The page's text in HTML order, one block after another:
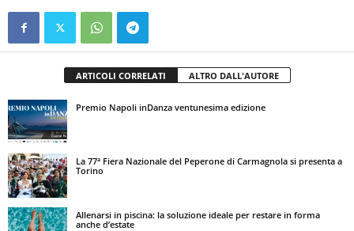
ARTICOLI CORRELATI ALTRO DALL'AUTORE
Premio Napoli inDanza ventunesima edizione
La 77ª Fiera Nazionale del Peperone di Carmagnola si presenta a
Torino
Allenarsi in piscina: la soluzione ideale per restare in forma
anche d’estate